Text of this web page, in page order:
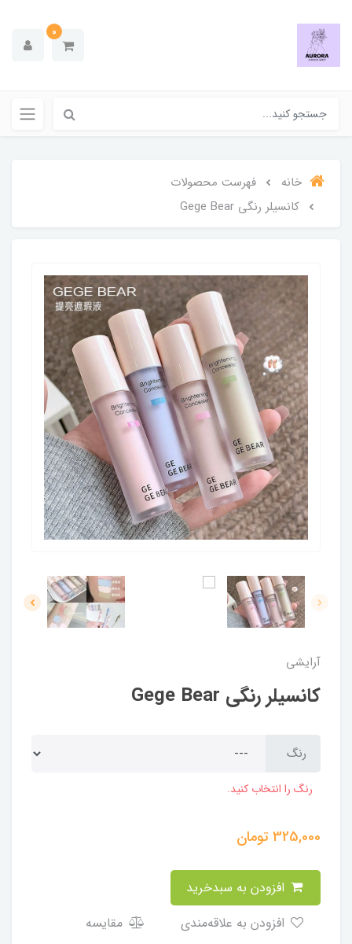
0
خانه
فهرست محصولات
کانسیلر رنگی Gege Bear
آرایشی
کانسیلر رنگی Gege Bear
رنگ
رنگ را انتخاب کنید.
325,000تومان
مقایسه